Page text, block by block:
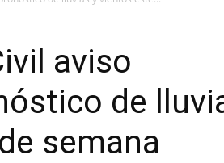
aviso
de
semana